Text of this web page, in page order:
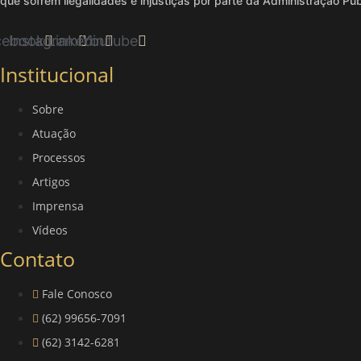
InstagramLinkedinYoutube
Institucional
Sobre
Atuação
Processos
Artigos
Imprensa
Vídeos
Contato
Fale Conosco
(62) 99656-7091
(62) 3142-6281